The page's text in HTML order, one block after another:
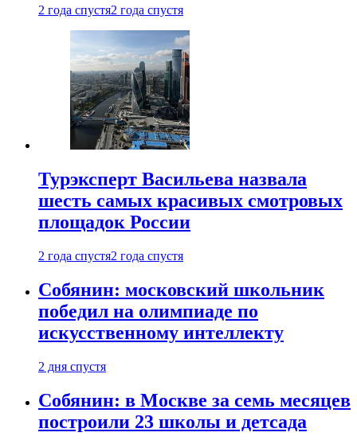
2 года спустя2 года спустя
Турэксперт Васильева назвала
шесть самых красивых смотровых
площадок России
2 года спустя2 года спустя
Собянин: московский школьник
победил на олимпиаде по
искусственному интеллекту
2 дня спустя
Собянин: в Москве за семь месяцев
построили 23 школы и детсада